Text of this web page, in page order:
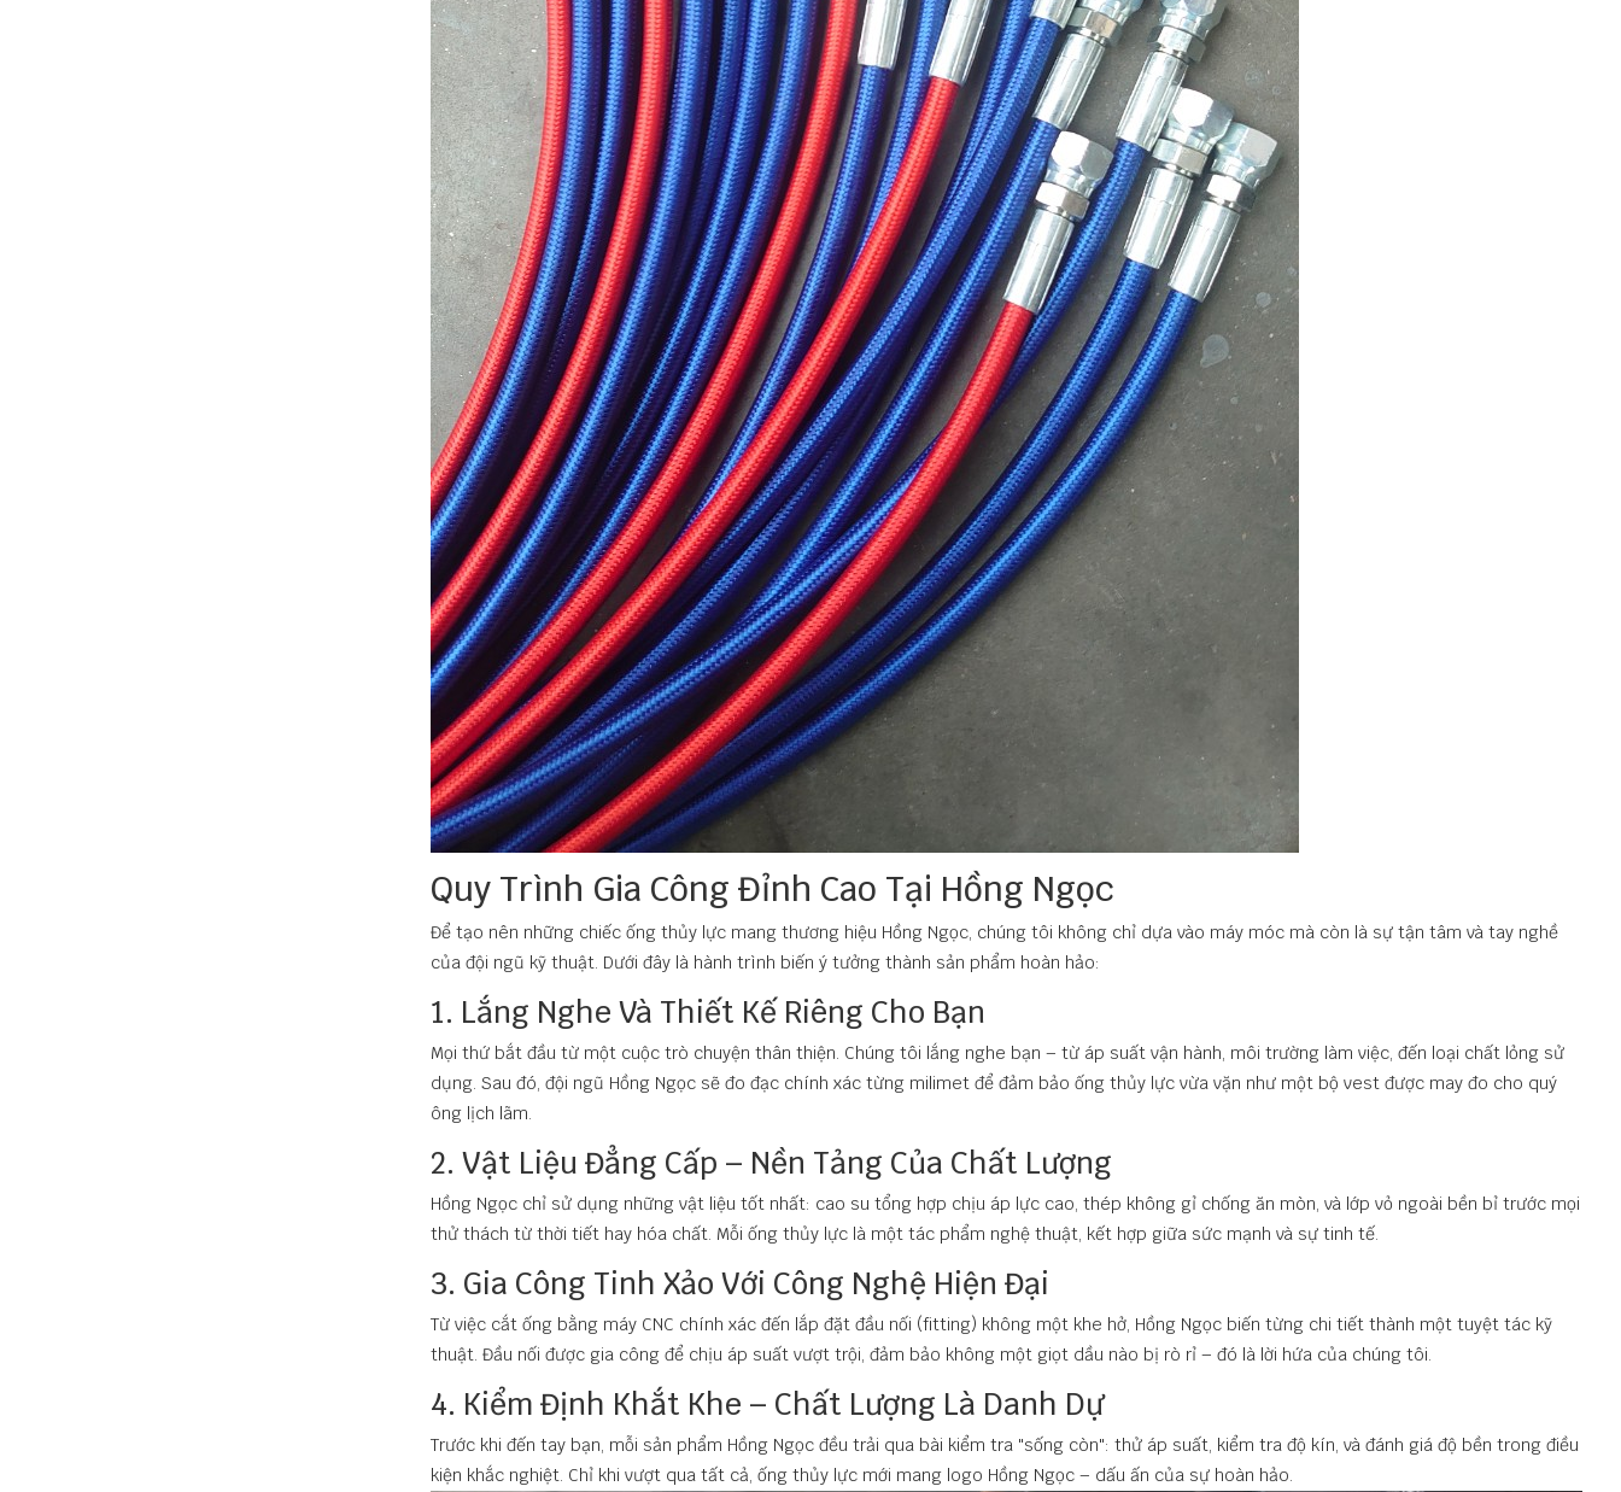
Quy Trình Gia Công Đỉnh Cao Tại Hồng Ngọc
Để tạo nên những chiếc ống thủy lực mang thương hiệu Hồng Ngọc, chúng tôi không chỉ dựa vào máy móc mà còn là sự tận tâm và tay nghề
của đội ngũ kỹ thuật. Dưới đây là hành trình biến ý tưởng thành sản phẩm hoàn hảo:
1. Lắng Nghe Và Thiết Kế Riêng Cho Bạn
Mọi thứ bắt đầu từ một cuộc trò chuyện thân thiện. Chúng tôi lắng nghe bạn – từ áp suất vận hành, môi trường làm việc, đến loại chất lỏng sử
dụng. Sau đó, đội ngũ Hồng Ngọc sẽ đo đạc chính xác từng milimet để đảm bảo ống thủy lực vừa vặn như một bộ vest được may đo cho quý
ông lịch lãm.
2. Vật Liệu Đẳng Cấp – Nền Tảng Của Chất Lượng
Hồng Ngọc chỉ sử dụng những vật liệu tốt nhất: cao su tổng hợp chịu áp lực cao, thép không gỉ chống ăn mòn, và lớp vỏ ngoài bền bỉ trước mọi
thử thách từ thời tiết hay hóa chất. Mỗi ống thủy lực là một tác phẩm nghệ thuật, kết hợp giữa sức mạnh và sự tinh tế.
3. Gia Công Tinh Xảo Với Công Nghệ Hiện Đại
Từ việc cắt ống bằng máy CNC chính xác đến lắp đặt đầu nối (fitting) không một khe hở, Hồng Ngọc biến từng chi tiết thành một tuyệt tác kỹ
thuật. Đầu nối được gia công để chịu áp suất vượt trội, đảm bảo không một giọt dầu nào bị rò rỉ – đó là lời hứa của chúng tôi.
4. Kiểm Định Khắt Khe – Chất Lượng Là Danh Dự
Trước khi đến tay bạn, mỗi sản phẩm Hồng Ngọc đều trải qua bài kiểm tra "sống còn": thử áp suất, kiểm tra độ kín, và đánh giá độ bền trong điều
kiện khắc nghiệt. Chỉ khi vượt qua tất cả, ống thủy lực mới mang logo Hồng Ngọc – dấu ấn của sự hoàn hảo.